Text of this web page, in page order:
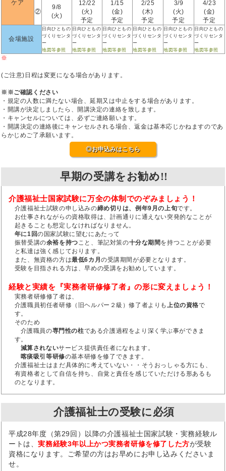
ケア
②
9/8
(火)
12/22
(火)
予定
1/15
(金)
予定
2/25
(木)
予定
3/9
(火)
予定
4/23
(金)
予定
会場施設
日向ひともの
づくりセンタ
ー
地図等参照
日向ひともの
づくりセンタ
ー
地図等参照
日向ひともの
づくりセンタ
ー
地図等参照
日向ひともの
づくりセンタ
ー
地図等参照
日向ひともの
づくりセンタ
ー
地図等参照
日向ひともの
づくりセンタ
ー
地図等参照
※
(ご注意)日程は変更になる場合があります。
※※ご確認ください
・規定の人数に満たない場合、延期又は中止をする場合があります。
・開講が決定しましたら、開講決定の連絡を致します。
・キャンセルについては、必ずご連絡願います。
・開講決定の連絡後にキャンセルされる場合、返金は基本応じかねますのであ
らかじめご了承願います。
◎お申込みはこちら
早期の受講をお勧め!!
介護福祉士国家試験に万全の体制でのぞみましょう！
介護福祉士試験の申し込みの締め切りは、例年9月の上旬です。
お仕事されながらの資格取得は、計画通りに通えない突発的なことが
起きることも想定しなければなりません。
年に1回の国家試験に望むにあたって
振替受講の余裕を持つこと、筆記対策の十分な期間を持つことが必要
と私達は強く感じております。
また、無資格の方は最低6カ月の受講期間が必要となります。
受験を目指される方は、早めの受講をお勧めしています。
経験と実績を『実務者研修修了者』の形に変えましょう！
実務者研修修了者は、
介護職員初任者研修（旧ヘルパー２級）修了者よりも上位の資格で
す。
そのため
介護職員の専門性の柱である介護過程をより深く学ぶ事ができま
す。
減算されないサービス提供責任者になれます。
喀痰吸引等研修の基本研修を修了できます。
介護福祉士はまだ具体的に考えていない・・そうおっしゃる方にも、
有資格者として自信を持ち、自覚と責任を感じていただける形あるも
のとなります。
介護福祉士の受験に必須
平成28年度（第29回）以降の介護福祉士国家試験・実務経験ル
ートは、実務経験3年以上かつ実務者研修を修了した方が受験
資格になります。ご希望の方はお早めにお申し込みくださいま
せ。